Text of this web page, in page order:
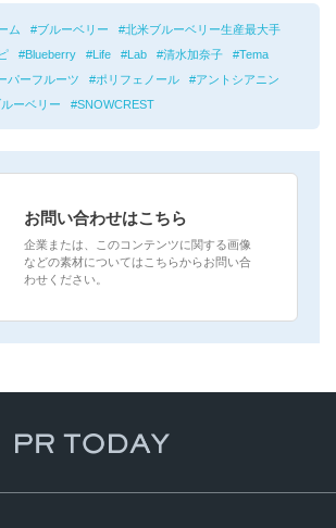
ム ブルーベリー
北米ブルーベリー生産最大手
Blueberry Life Lab 清水加奈子
Tema
パーフルーツ ポリフェノール
アントシアニン
ーベリー SNOWCREST
お問い合わせはこちら
企業または、このコンテンツに関する画像
などの素材についてはこちらからお問い合
わせください。